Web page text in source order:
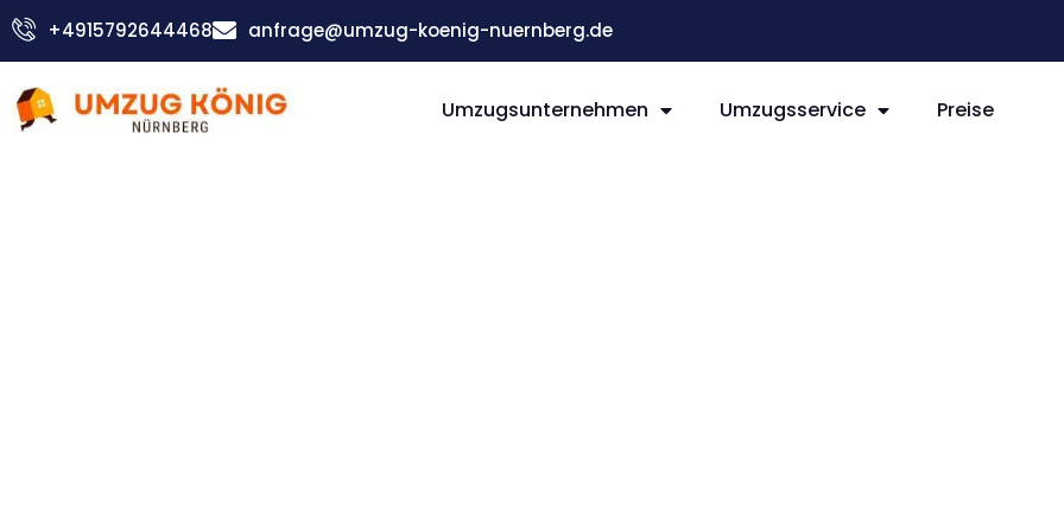
Zum
Inhalt
+4915792644468 anfrage@umzug-koenig-nuernberg.de
Umzugsunternehmen Umzugsservice Preise